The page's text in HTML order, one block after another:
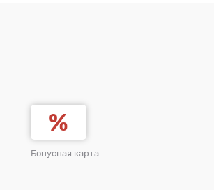
Бонусная карта